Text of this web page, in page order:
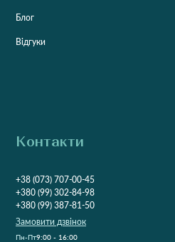
Блог
Відгуки
Контакти
+38 (073) 707-00-45
+380 (99) 302-84-98
+380 (99) 387-81-50
Замовити дзвінок
Пн-Пт9:00 - 16:00